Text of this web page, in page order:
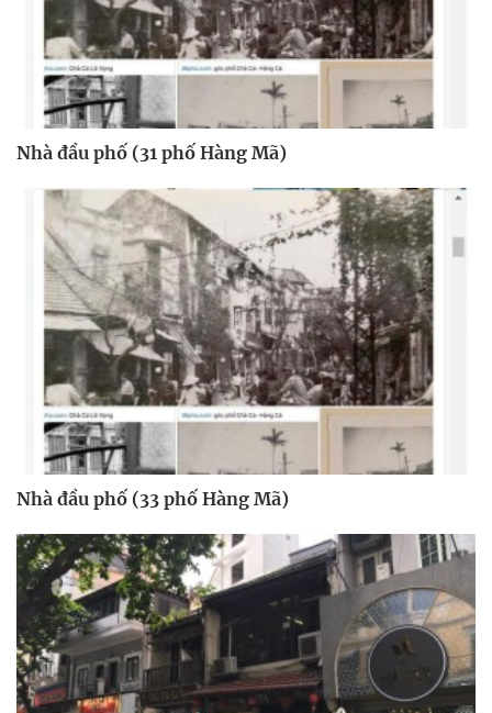
Nhà đầu phố (31 phố Hàng Mã)
Nhà đầu phố (33 phố Hàng Mã)